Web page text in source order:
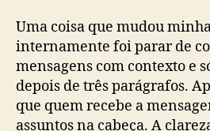
Uma coisa que mudou
internamente foi parar de
mensagens com contexto e
depois de três parágrafos.
que quem recebe a
assuntos na cabeça. A